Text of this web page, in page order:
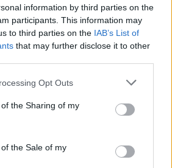
information by third parties on the
participants. This information may
to third parties on the IAB’s List of
that may further disclose it to other
Opt Outs
the Sharing of my
the Sale of my
Citygen.gr
τελευταία νέα από τον χώρο
του ESG, του Green
Email
με την Πολιτική Δεδομένων